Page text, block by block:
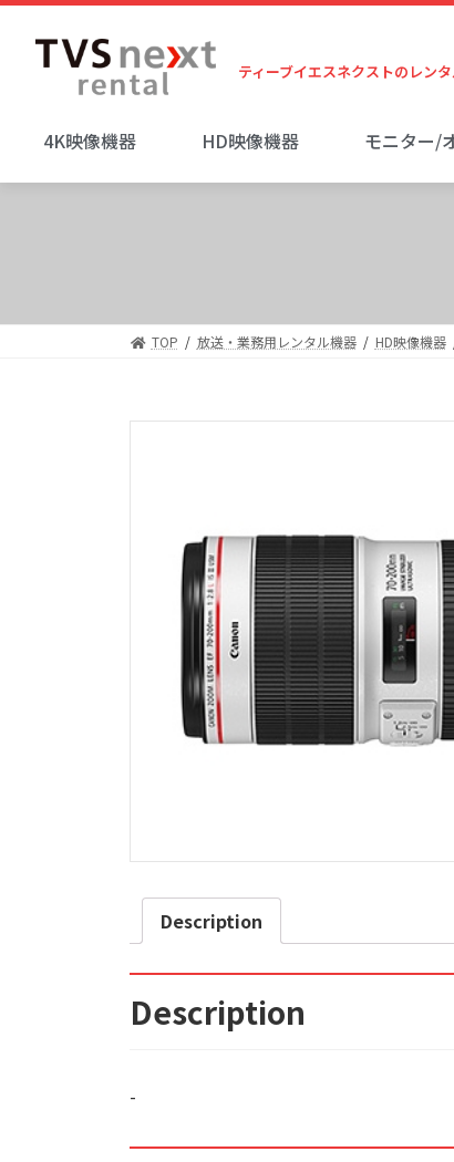
ティーブイエスネクストのレン
4K映像機器 HD映像機器 モニター/
TOP 放送・業務用レンタル機器 HD映像機器
Description
Description
-